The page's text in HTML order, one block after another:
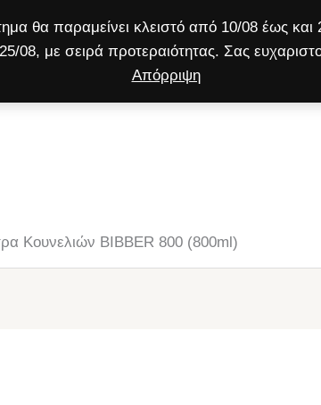
θα παραμείνει κλειστό από 10/08 έως και
08, με σειρά προτεραιότητας. Σας
Απόρριψη
Μικρό ζώο
Κουνελιών BIBBER 800 (800ml)